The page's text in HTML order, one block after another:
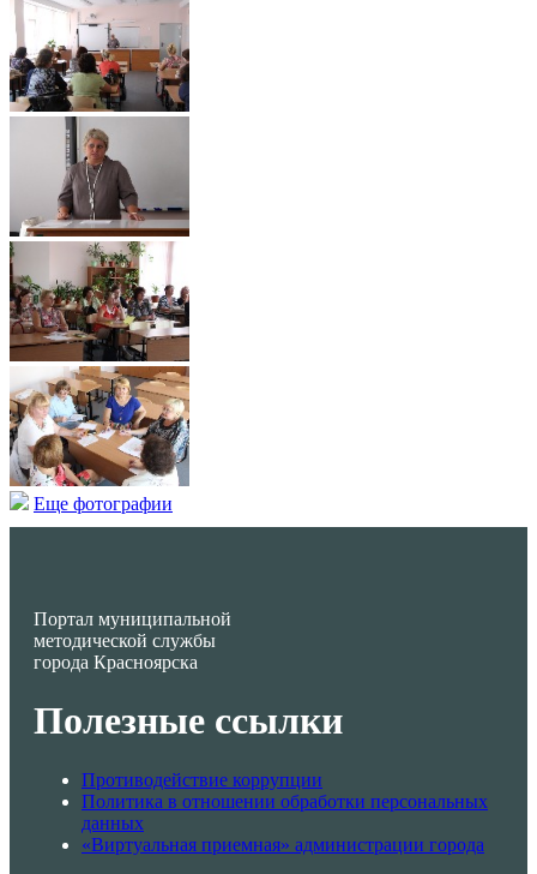
Еще фотографии
Портал муниципальной
методической службы
города Красноярска
Полезные ссылки
Противодействие коррупции
Политика в отношении обработки персональных
данных
«Виртуальная приемная» администрации города